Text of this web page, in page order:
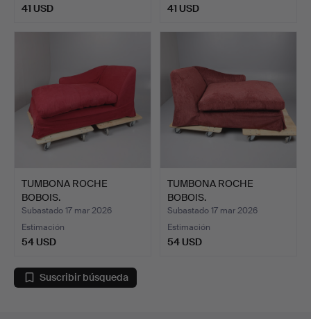
41 USD 41 USD
TUMBONA ROCHE
BOBOIS.
Subastado 17 mar 2026
Estimación
54 USD
TUMBONA ROCHE
BOBOIS.
Subastado 17 mar 2026
Estimación
54 USD
Suscribir búsqueda